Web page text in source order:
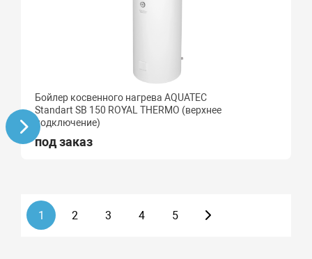
Бойлер косвенного нагрева AQUATEC
Standart SB 150 ROYAL THERMO (верхнее
подключение)
под заказ
1 2 3 4 5